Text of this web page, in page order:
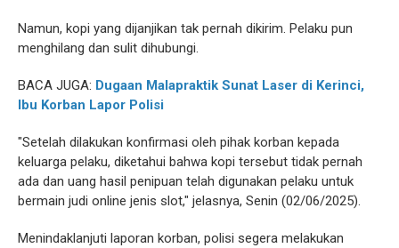
Namun, kopi yang dijanjikan tak pernah dikirim. Pelaku pun
menghilang dan sulit dihubungi.
BACA JUGA: Dugaan Malapraktik Sunat Laser di Kerinci,
Ibu Korban Lapor Polisi
"Setelah dilakukan konfirmasi oleh pihak korban kepada
keluarga pelaku, diketahui bahwa kopi tersebut tidak pernah
ada dan uang hasil penipuan telah digunakan pelaku untuk
bermain judi online jenis slot," jelasnya, Senin (02/06/2025).
Menindaklanjuti laporan korban, polisi segera melakukan